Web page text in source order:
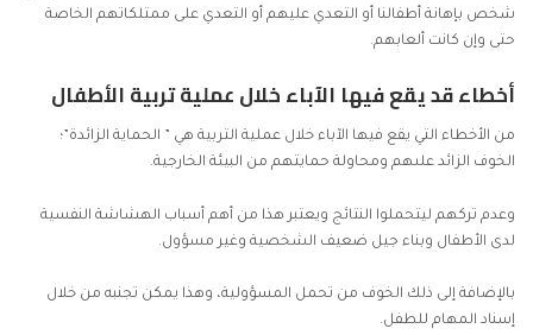
شخص بإهانة أطفالنا أو التعدي عليهم أو التعدي على ممتلكاتهم الخاصة
حتى وإن كانت ألعابهم.
أخطاء قد يقع فيها الآباء خلال عملية تربية الأطفال
من الأخطاء التي يقع فيها الآباء خلال عملية التربية هي ” الحماية الزائدة”؛
الخوف الزائد علىهم ومحاولة حمايتهم من البيئة الخارجية.
وعدم تركهم ليتحملوا النتائج ويعتبر هذا من أهم أسباب الهشاشة النفسية
لدى الأطفال وبناء جيل ضعيف الشخصية وغير مسؤول.
بالإضافة إلى ذلك الخوف من تحمل المسؤولية، وهذا يمكن تجنبه من خلال
إسناد المهام للطفل.